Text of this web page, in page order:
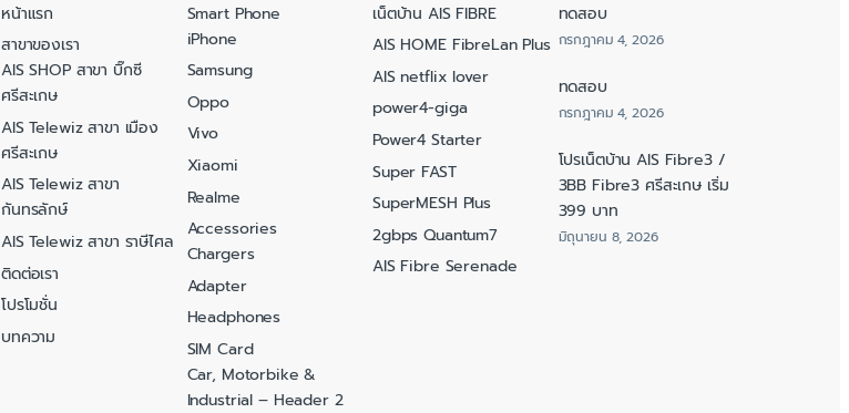
หน้าแรก
สาขาของเรา
AIS SHOP สาขา บิ๊กซี
ศรีสะเกษ
AIS Telewiz สาขา เมือง
ศรีสะเกษ
AIS Telewiz สาขา
กันทรลักษ์
AIS Telewiz สาขา ราษีไศล
ติดต่อเรา
โปรโมชั่น
บทความ
Smart Phone
iPhone
Samsung
Oppo
Vivo
Xiaomi
Realme
Accessories
Chargers
Adapter
Headphones
SIM Card
Car, Motorbike &
Industrial – Header 2
เน็ตบ้าน AIS FIBRE
AIS HOME FibreLan Plus
AIS netflix lover
power4-giga
Power4 Starter
Super FAST
SuperMESH Plus
2gbps Quantum7
AIS Fibre Serenade
ทดสอบ
กรกฎาคม 4, 2026
ทดสอบ
กรกฎาคม 4, 2026
โปรเน็ตบ้าน AIS Fibre3 /
3BB Fibre3 ศรีสะเกษ เริ่ม
399 บาท
มิถุนายน 8, 2026